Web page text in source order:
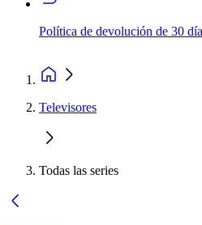
Política de devolución de 30
Televisores
Todas las series